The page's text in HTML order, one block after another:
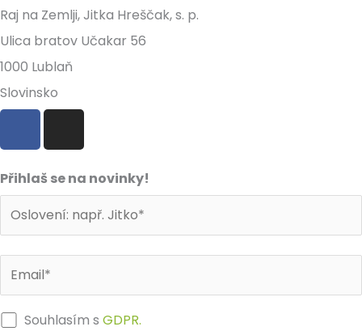
Raj na Zemlji, Jitka Hreščak, s. p.
Ulica bratov Učakar 56
1000 Lublaň
Slovinsko
F
c
e
b
o
o
k
I
s
t
a
g
r
a
Přihlaš se na novinky!
Souhlasím sGDPR.